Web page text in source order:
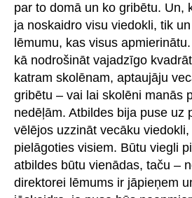
par to domā un ko gribētu. Un,
ja noskaidro visu viedokli, tik
lēmumu, kas visus
kā nodrošināt vajadzīgo
katram skolēnam, aptaujāju
gribētu – vai lai skolēni manās
nedēļām. Atbildes bija puse uz
vēlējos uzzināt vecāku
pielāgoties visiem. Būtu viegli
atbildes būtu vienādas, taču –
direktorei lēmums ir jāpieņem